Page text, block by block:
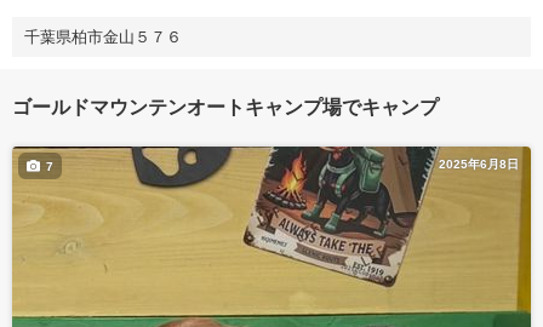
千葉県柏市金山５７６
ゴールドマウンテンオートキャンプ場でキャンプ
2025年6月8日
7